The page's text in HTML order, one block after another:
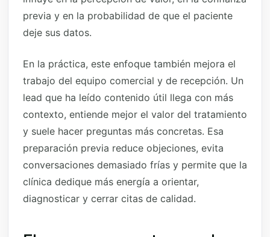
previa y en la probabilidad de que el paciente
deje sus datos.
En la práctica, este enfoque también mejora el
trabajo del equipo comercial y de recepción. Un
lead que ha leído contenido útil llega con más
contexto, entiende mejor el valor del tratamiento
y suele hacer preguntas más concretas. Esa
preparación previa reduce objeciones, evita
conversaciones demasiado frías y permite que la
clínica dedique más energía a orientar,
diagnosticar y cerrar citas de calidad.